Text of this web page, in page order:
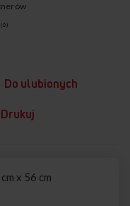
Do ulubionych
Drukuj
(0)
x 56 cm